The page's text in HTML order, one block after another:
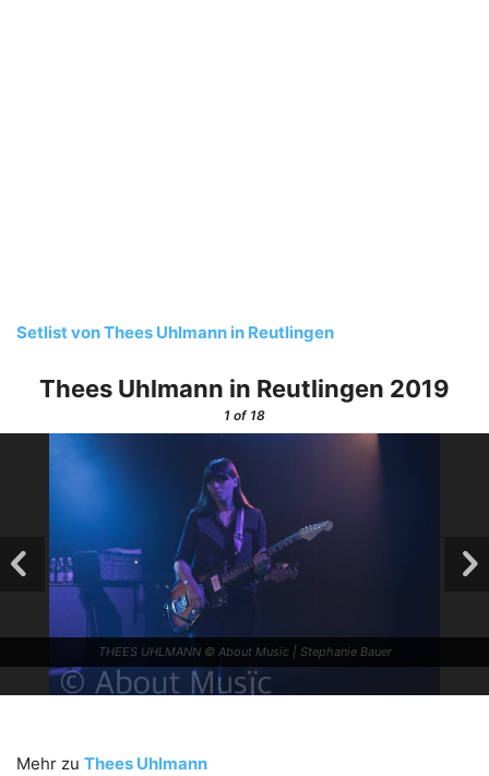
Setlist von Thees Uhlmann in Reutlingen
Thees Uhlmann in Reutlingen 2019
1 of 18
THEES UHLMANN © About Musïc | Stephanie Bauer
Mehr zu Thees Uhlmann